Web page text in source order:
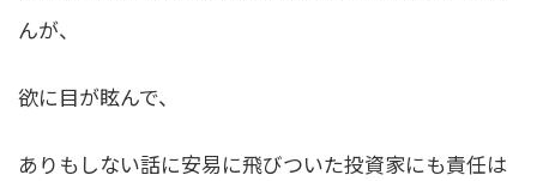
んが、
欲に目が眩んで、
ありもしない話に安易に飛びついた投資家にも責任は